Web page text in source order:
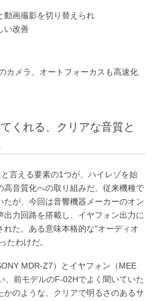
動画撮影を切り替えられ
い改善
カメラ。オートフォーカスも高速化
くれる、クリアな音質と
言える要素の1つが、ハイレゾを始
高音質化への取り組みだ。従来機種で
たが、今回は音響機器メーカーのオン
出力回路を搭載し、イヤフォン出力に
れた。ある意味本格的な"オーディオ
たわけだ。
MDR-Z7）とイヤフォン（MEE
、前モデルのF-02Hでよく聞いていた
かのような、クリアで明るさのあるサ